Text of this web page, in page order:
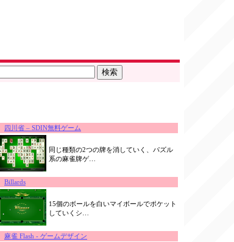
四川省 – SDIN無料ゲーム
同じ種類の2つの牌を消していく、パズル
系の麻雀牌ゲ…
Billards
15個のボールを白いマイボールでポケット
していくシ…
麻雀 Flash - ゲームデザイン